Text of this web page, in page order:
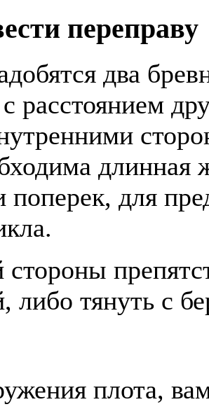
переправу
два
расстоянием
поперек, для
стороны
либо тянуть с
плота,